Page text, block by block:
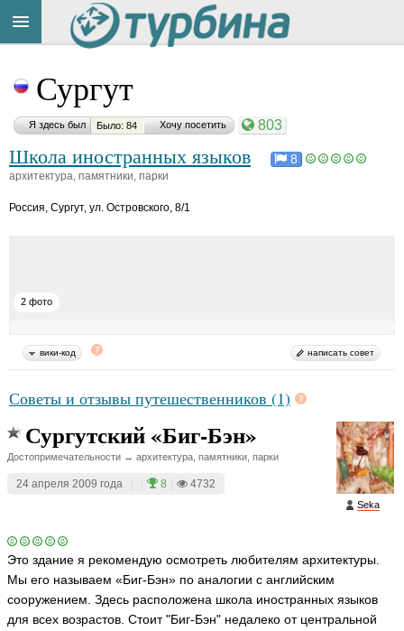
Сургут
Я здесь был Было: 84 Хочу посетить 803
Школа иностранных языков 8
архитектура, памятники, парки
Россия, Сургут, ул. Островского, 8/1
2 фото
вики-код написать совет
Советы и отзывы путешественников (1)
Seka
Сургутский «Биг-Бэн»
Достопримечательности → архитектура, памятники, парки
24 апреля 2009 года 8 4732
Это здание я рекомендую осмотреть любителям архитектуры.
Мы его называем «Биг-Бэн» по аналогии с английским
сооружением. Здесь расположена школа иностранных языков
для всех возрастов. Стоит "Биг-Бэн" недалеко от центральной
на
сайте: